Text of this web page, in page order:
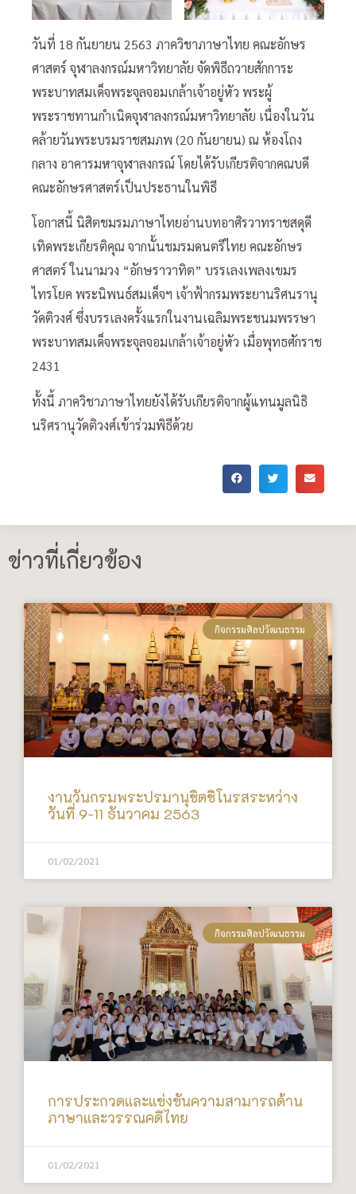
วันที่ 18 กันยายน 2563 ภาควิชาภาษาไทย คณะอักษร
ศาสตร์ จุฬาลงกรณ์มหาวิทยาลัย จัดพิธีถวายสักการะ
พระบาทสมเด็จพระจุลจอมเกล้าเจ้าอยู่หัว พระผู้
พระราชทานกำเนิดจุฬาลงกรณ์มหาวิทยาลัย เนื่องในวัน
คล้ายวันพระบรมราชสมภพ (20 กันยายน) ณ ห้องโถง
กลาง อาคารมหาจุฬาลงกรณ์ โดยได้รับเกียรติจากคณบดี
คณะอักษรศาสตร์เป็นประธานในพิธี
โอกาสนี้ นิสิตชมรมภาษาไทยอ่านบทอาศิรวาทราชสดุดี
เทิดพระเกียรติคุณ จากนั้นชมรมดนตรีไทย คณะอักษร
ศาสตร์ ในนามวง “อักษราวาทิต” บรรเลงเพลงเขมร
ไทรโยค พระนิพนธ์สมเด็จฯ เจ้าฟ้ากรมพระยานริศนรานุ
วัดติวงศ์ ซึ่งบรรเลงครั้งแรกในงานเฉลิมพระชนมพรรษา
พระบาทสมเด็จพระจุลจอมเกล้าเจ้าอยู่หัว เมื่อพุทธศักราช
2431
ทั้งนี้ ภาควิชาภาษาไทยยังได้รับเกียรติจากผู้แทนมูลนิธิ
นริศรานุวัดติวงศ์เข้าร่วมพิธีด้วย
ข่าวที่เกี่ยวข้อง
กิจกรรมศิลปวัฒนธรรม
งานวันกรมพระปรมานุชิตชิโนรสระหว่าง
วันที่ 9-11 ธันวาคม 2563
01/02/2021
กิจกรรมศิลปวัฒนธรรม
การประกวดและแข่งขันความสามารถด้าน
ภาษาและวรรณคดีไทย
01/02/2021